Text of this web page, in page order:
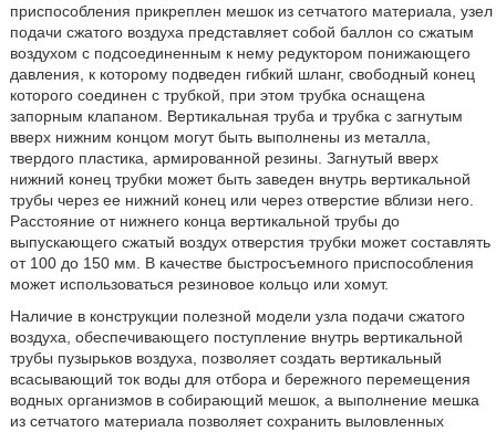
приспособления прикреплен мешок из сетчатого материала, узел
подачи сжатого воздуха представляет собой баллон со сжатым
воздухом с подсоединенным к нему редуктором понижающего
давления, к которому подведен гибкий шланг, свободный конец
которого соединен с трубкой, при этом трубка оснащена
запорным клапаном. Вертикальная труба и трубка с загнутым
вверх нижним концом могут быть выполнены из металла,
твердого пластика, армированной резины. Загнутый вверх
нижний конец трубки может быть заведен внутрь вертикальной
трубы через ее нижний конец или через отверстие вблизи него.
Расстояние от нижнего конца вертикальной трубы до
выпускающего сжатый воздух отверстия трубки может составлять
от 100 до 150 мм. В качестве быстросъемного приспособления
может использоваться резиновое кольцо или хомут.
Наличие в конструкции полезной модели узла подачи сжатого
воздуха, обеспечивающего поступление внутрь вертикальной
трубы пузырьков воздуха, позволяет создать вертикальный
всасывающий ток воды для отбора и бережного перемещения
водных организмов в собирающий мешок, а выполнение мешка
из сетчатого материала позволяет сохранить выловленных